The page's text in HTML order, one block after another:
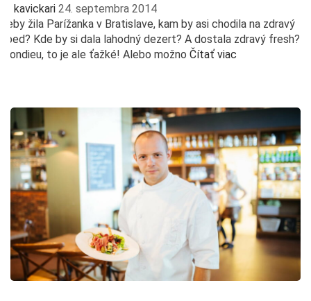
kavickari 24. septembra 2014
Keby žila Parížanka v Bratislave, kam by asi chodila na zdravý
obed? Kde by si dala lahodný dezert? A dostala zdravý fresh?
Mondieu, to je ale ťažké! Alebo možno Čítať viac